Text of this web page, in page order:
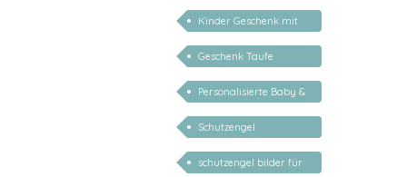
2 Jahre / 3 Jahre
Kinder Geschenk mit
Namen
Geschenk Taufe
personalisiert
Personalisierte Baby &
Kind Geschenke
Schutzengel
Kinderzimmer
schutzengel bilder für